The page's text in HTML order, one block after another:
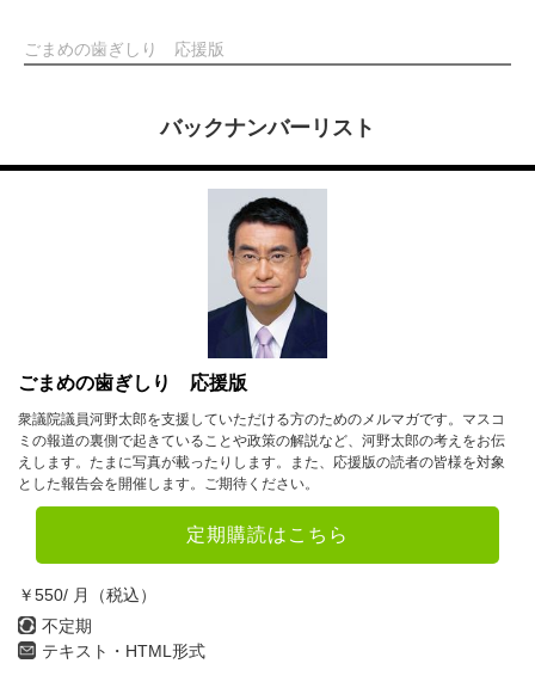
ごまめの歯ぎしり 応援版
バックナンバーリスト
ごまめの歯ぎしり 応援版
衆議院議員河野太郎を支援していただける方のためのメルマガです。マスコ
ミの報道の裏側で起きていることや政策の解説など、河野太郎の考えをお伝
えします。たまに写真が載ったりします。また、応援版の読者の皆様を対象
とした報告会を開催します。ご期待ください。
定期購読はこちら
￥550/ 月（税込）
不定期
テキスト・HTML形式